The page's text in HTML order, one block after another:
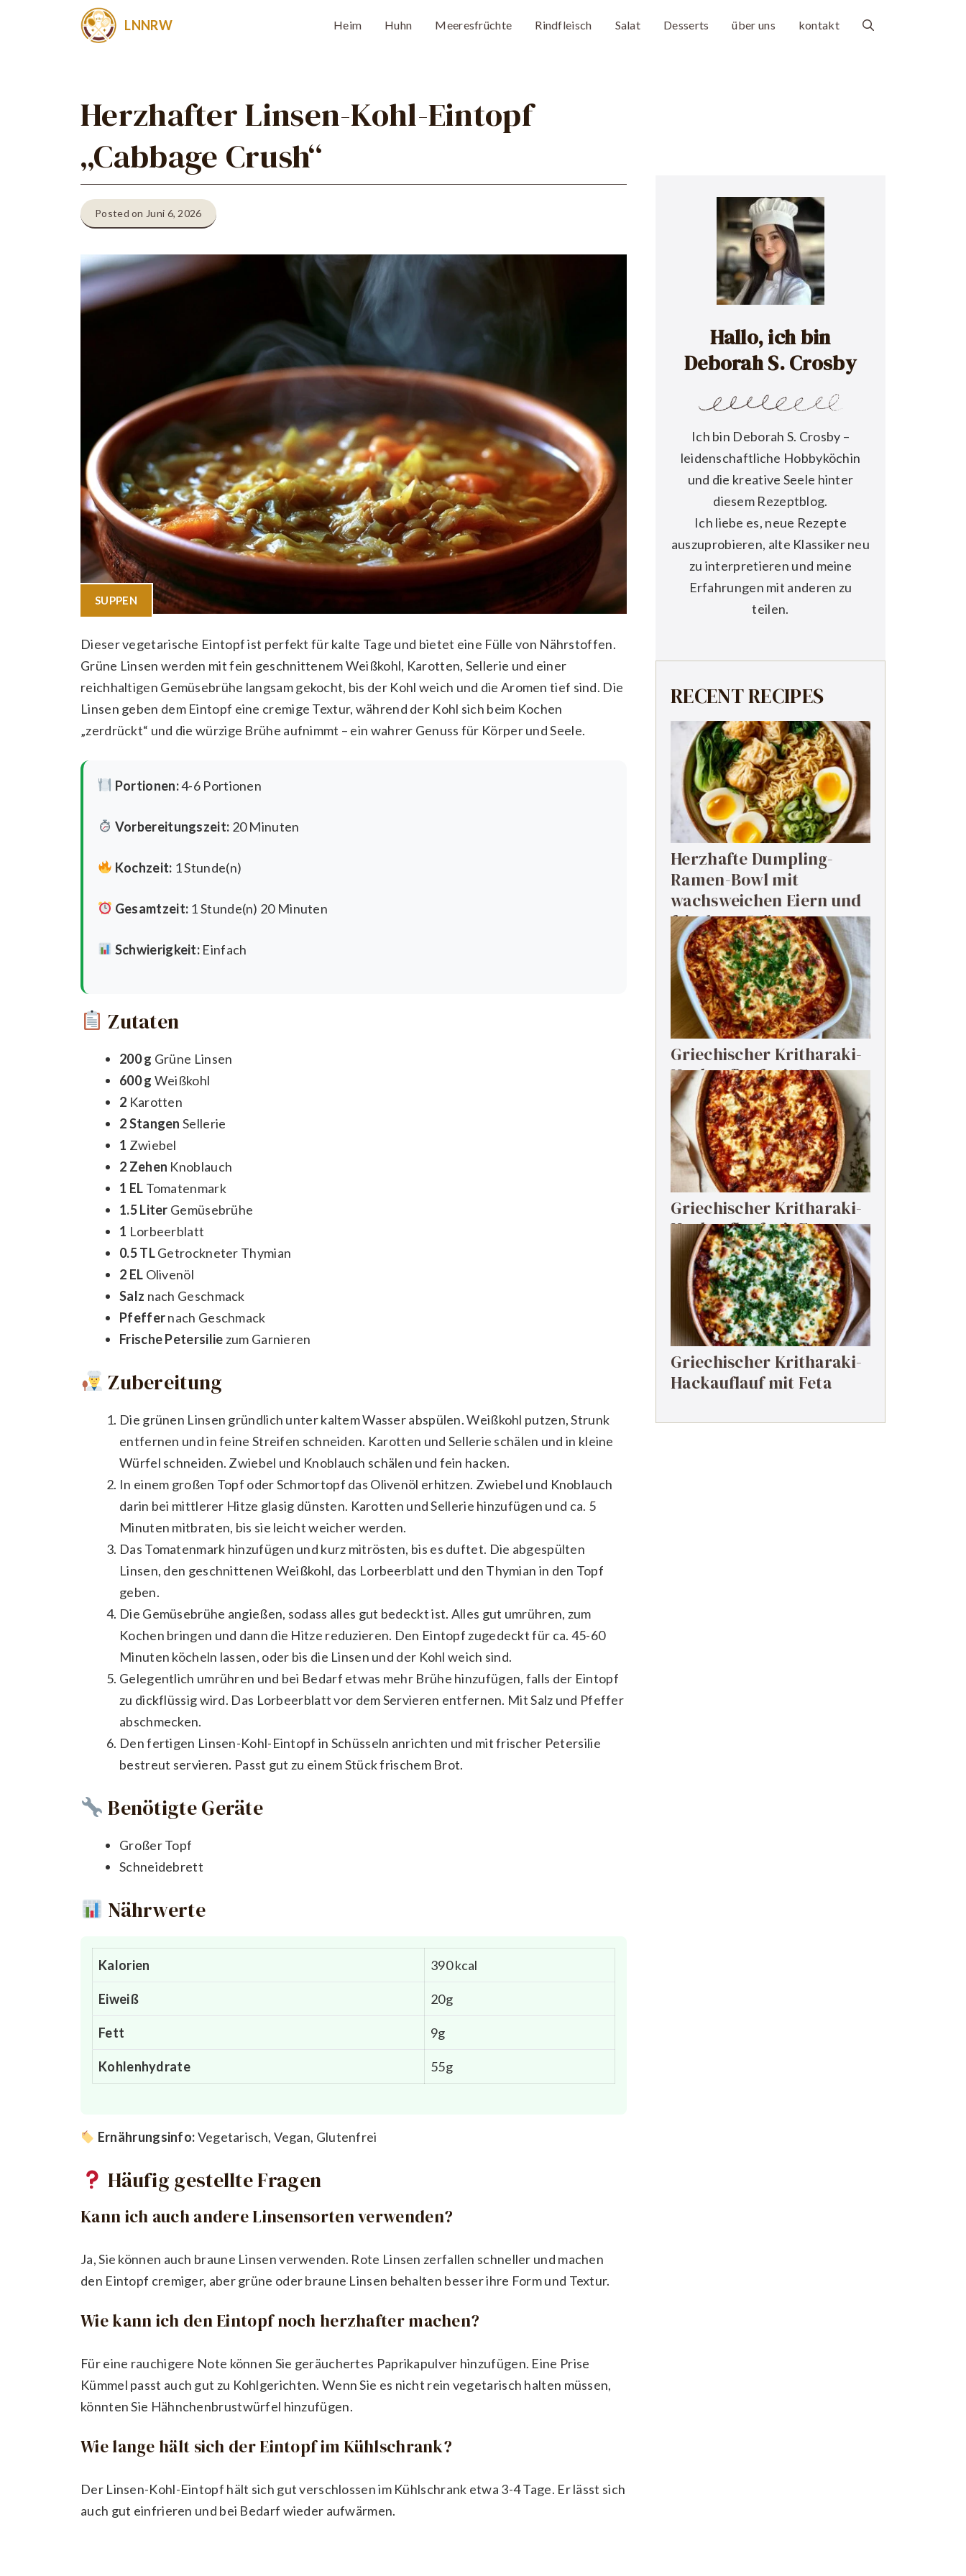
LNNRW Heim Huhn Meeresfrüchte Rindfleisch Salat Desserts über uns kontakt
Herzhafter Linsen-Kohl-Eintopf
„Cabbage Crush“
Posted on Juni 6, 2026
SUPPEN
Dieser vegetarische Eintopf ist perfekt für kalte Tage und bietet eine Fülle von Nährstoffen.
Grüne Linsen werden mit fein geschnittenem Weißkohl, Karotten, Sellerie und einer
reichhaltigen Gemüsebrühe langsam gekocht, bis der Kohl weich und die Aromen tief sind. Die
Linsen geben dem Eintopf eine cremige Textur, während der Kohl sich beim Kochen
„zerdrückt“ und die würzige Brühe aufnimmt – ein wahrer Genuss für Körper und Seele.
Portionen:4-6 Portionen
Vorbereitungszeit: 20 Minuten
Kochzeit: 1 Stunde(n)
Gesamtzeit: 1 Stunde(n) 20 Minuten
Schwierigkeit: Einfach
Zutaten
200 g Grüne Linsen
600 g Weißkohl
2 Karotten
2 Stangen Sellerie
1 Zwiebel
2 Zehen Knoblauch
1 EL Tomatenmark
1.5 Liter Gemüsebrühe
1 Lorbeerblatt
0.5 TLGetrockneter Thymian
2 EL Olivenöl
Salz nach Geschmack
Pfeffernach Geschmack
Frische Petersilie zum Garnieren
Zubereitung
Die grünen Linsen gründlich unter kaltem Wasser abspülen. Weißkohl putzen, Strunk
entfernen und in feine Streifen schneiden. Karotten und Sellerie schälen und in kleine
Würfel schneiden. Zwiebel und Knoblauch schälen und fein hacken.
In einem großen Topf oder Schmortopf das Olivenöl erhitzen. Zwiebel und Knoblauch
darin bei mittlerer Hitze glasig dünsten. Karotten und Sellerie hinzufügen und ca. 5
Minuten mitbraten, bis sie leicht weicher werden.
Das Tomatenmark hinzufügen und kurz mitrösten, bis es duftet. Die abgespülten
Linsen, den geschnittenen Weißkohl, das Lorbeerblatt und den Thymian in den Topf
geben.
Die Gemüsebrühe angießen, sodass alles gut bedeckt ist. Alles gut umrühren, zum
Kochen bringen und dann die Hitze reduzieren. Den Eintopf zugedeckt für ca. 45-60
Minuten köcheln lassen, oder bis die Linsen und der Kohl weich sind.
Gelegentlich umrühren und bei Bedarf etwas mehr Brühe hinzufügen, falls der Eintopf
zu dickflüssig wird. Das Lorbeerblatt vor dem Servieren entfernen. Mit Salz und Pfeffer
abschmecken.
Den fertigen Linsen-Kohl-Eintopf in Schüsseln anrichten und mit frischer Petersilie
bestreut servieren. Passt gut zu einem Stück frischem Brot.
Benötigte Geräte
Großer Topf
Schneidebrett
Nährwerte
Kalorien 390 kcal
Eiweiß 20g
Fett 9g
Kohlenhydrate 55g
Ernährungsinfo:Vegetarisch, Vegan, Glutenfrei
Häufig gestellte Fragen
Kann ich auch andere Linsensorten verwenden?
Ja, Sie können auch braune Linsen verwenden. Rote Linsen zerfallen schneller und machen
den Eintopf cremiger, aber grüne oder braune Linsen behalten besser ihre Form und Textur.
Wie kann ich den Eintopf noch herzhafter machen?
Für eine rauchigere Note können Sie geräuchertes Paprikapulver hinzufügen. Eine Prise
Kümmel passt auch gut zu Kohlgerichten. Wenn Sie es nicht rein vegetarisch halten müssen,
könnten Sie Hähnchenbrustwürfel hinzufügen.
Wie lange hält sich der Eintopf im Kühlschrank?
Der Linsen-Kohl-Eintopf hält sich gut verschlossen im Kühlschrank etwa 3-4 Tage. Er lässt sich
auch gut einfrieren und bei Bedarf wieder aufwärmen.
Hallo, ich bin
Deborah S. Crosby
Ich bin Deborah S. Crosby –
leidenschaftliche Hobbyköchin
und die kreative Seele hinter
diesem Rezeptblog.
Ich liebe es, neue Rezepte
auszuprobieren, alte Klassiker neu
zu interpretieren und meine
Erfahrungen mit anderen zu
teilen.
RECENT RECIPES
Herzhafte Dumpling-
Ramen-Bowl mit
wachsweichen Eiern und
frischem Grün
Griechischer Kritharaki-
Hackauflauf mit Feta
Griechischer Kritharaki-
Hackauflauf mit Feta
Griechischer Kritharaki-
Hackauflauf mit Feta